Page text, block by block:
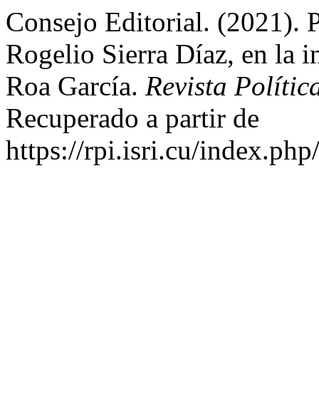
Consejo Editorial. (2021).
Rogelio Sierra Díaz, en la
Roa García. Revista
Recuperado a partir de
https://rpi.isri.cu/